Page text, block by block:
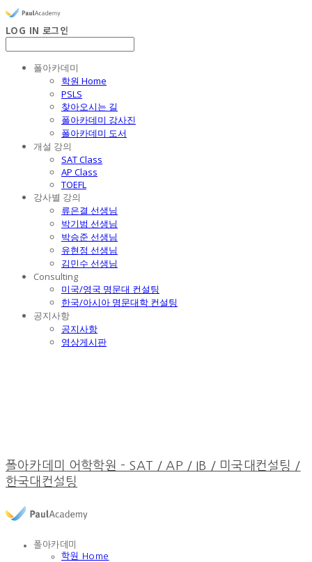
LOG IN 로그인
폴아카데미
학원 Home
PSLS
찾아오시는 길
폴아카데미 강사진
폴아카데미 도서
개설 강의
SAT Class
AP Class
TOEFL
강사별 강의
류은결 선생님
박기범 선생님
박승준 선생님
유현정 선생님
김민수 선생님
Consulting
미국/영국 명문대 컨설팅
한국/아시아 명문대학 컨설팅
공지사항
공지사항
영상게시판
폴아카데미 어학학원 - SAT / AP / IB / 미국대컨설팅 /
한국대컨설팅
폴아카데미
학원 Home